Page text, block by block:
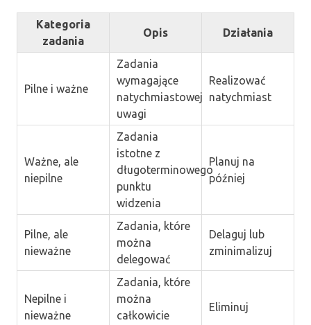
Kategoria
zadania
Opis Działania
Pilne i ważne
Zadania
wymagające
natychmiastowej
uwagi
Realizować
natychmiast
Ważne, ale
niepilne
Zadania
istotne z
długoterminowego
punktu
widzenia
Planuj na
później
Pilne, ale
nieważne
Zadania, które
można
delegować
Delaguj lub
zminimalizuj
Nepilne i
nieważne
Zadania, które
można
całkowicie
Eliminuj